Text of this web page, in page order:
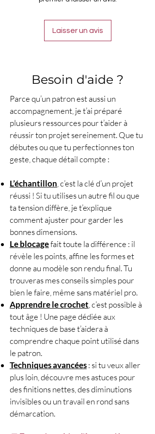
de pelotes ou avec le filFair
crocheter une pièce utile,
lumineuse et agréable à porter.
cadeau ou ajouter une touche
unique à son quotidien.
📋 Les caractéristiques : les faits
concrets, les détails pratiques
📄 PDF téléchargeable
immédiatement : patron PDF
de 7 pages, avec explications
écrites détaillées, 4 schémas, 1
du modèle, photos d’étapes et
indications techniques.
📏 Dimensions de l’ouvrage :
accessoire crochet —
chouchou d’environ 10 cm de
diamètre.
🎚️ Niveau : facile.
⏱️ Temps de réalisation : moins
d’1 heure.
🧶 Matériel :
Fil Fair Cotton de Katia
100% coton
50 g / 155 m
Épaisseur : fingering
Couleur : écru
Nombre de pelotes : 1 pelote
Crochet n°3,00
Élastique de 4,5 cm de
diamètre
Ciseaux
Laisser un avis
Besoin d'aide ?
Parce qu’un patron est aussi un
accompagnement, je t’ai préparé
plusieurs ressources pour t’aider à
réussir ton projet sereinement. Que tu
débutes ou que tu perfectionnes ton
geste, chaque détail compte :
L’échantillon , c’est la clé d’un projet
réussi ! Si tu utilises un autre fil ou que
ta tension diffère, je t’explique
comment ajuster pour garder les
bonnes dimensions.
Le blocagefait toute la différence : il
révèle les points, affine les formes et
donne au modèle son rendu final. Tu
trouveras mes conseils simples pour
bien le faire, même sans matériel pro.
Apprendre le crochet , c’est possible à
tout âge ! Une page dédiée aux
techniques de base t’aidera à
comprendre chaque point utilisé dans
le patron.
Techniques avancées: si tu veux aller
plus loin, découvre mes astuces pour
des finitions nettes, des diminutions
invisibles ou un travail en rond sans
démarcation.